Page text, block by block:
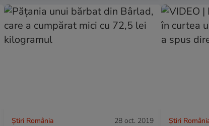
Știri România 28 oct. 2019 Știri